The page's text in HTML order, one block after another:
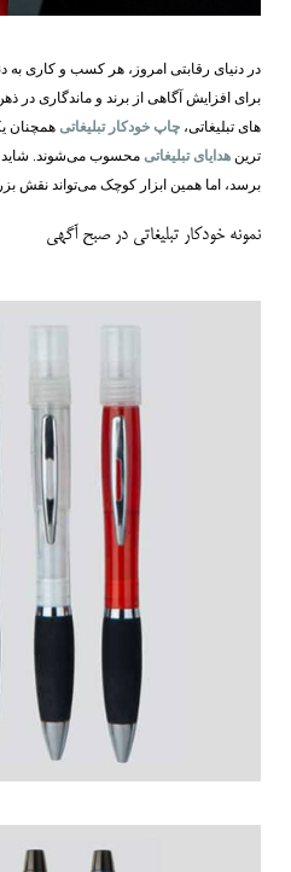
در دنیای رقابتی امروز، هر کسب ‌و کاری به
برای افزایش آگاهی از برند و ماندگاری
‌های تبلیغاتی، چاپ خودکار تبلیغاتی همچنان
‌ترین هدایای تبلیغاتی محسوب می‌شوند. شاید
برسد، اما همین ابزار کوچک می‌تواند نقش
نمونه خودکار تبلیغاتی در صبح آگهی